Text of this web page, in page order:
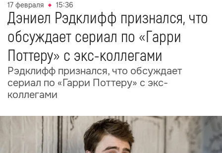
17 февраля 15:36
Дэниел Рэдклифф признался, что
обсуждает сериал по «Гарри
Поттеру» с экс-коллегами
Рэдклифф признался, что обсуждает
сериал по «Гарри Поттеру» с экс-
коллегами